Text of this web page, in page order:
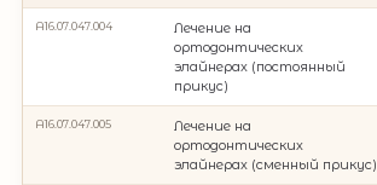
A16.07.047.004
Лечение на
ортодонтических
элайнерах (постоянный
прикус)
A16.07.047.005
Лечение на
ортодонтических
элайнерах (сменный прикус)